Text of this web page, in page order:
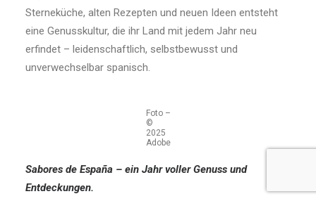
Sterneküche, alten Rezepten und neuen Ideen entsteht
eine Genusskultur, die ihr Land mit jedem Jahr neu
erfindet – leidenschaftlich, selbstbewusst und
unverwechselbar spanisch.
Foto –
©
2025
Adobe
Sabores de España – ein Jahr voller Genuss und
Entdeckungen.